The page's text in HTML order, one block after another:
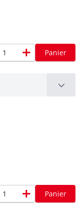
add Panier
add Panier